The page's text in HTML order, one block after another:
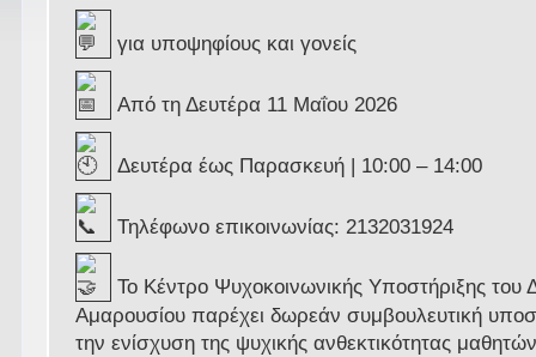
για υποψηφίους και γονείς
Από τη Δευτέρα 11 Μαΐου 2026
Δευτέρα έως Παρασκευή | 10:00 – 14:00
Τηλέφωνο επικοινωνίας: 2132031924
Το Κέντρο Ψυχοκοινωνικής Υποστήριξης του
Αμαρουσίου παρέχει δωρεάν συμβουλευτική
την ενίσχυση της ψυχικής ανθεκτικότητας